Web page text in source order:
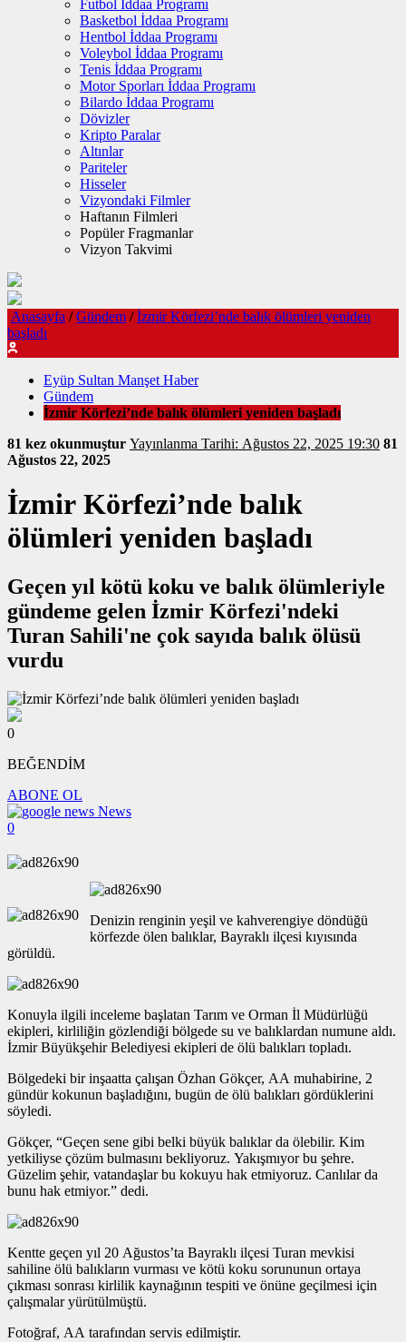
Futbol İddaa Programı
Basketbol İddaa Programı
Hentbol İddaa Programı
Voleybol İddaa Programı
Tenis İddaa Programı
Motor Sporları İddaa Programı
Bilardo İddaa Programı
Dövizler
Kripto Paralar
Altınlar
Pariteler
Hisseler
Vizyondaki Filmler
Haftanın Filmleri
Popüler Fragmanlar
Vizyon Takvimi
Anasayfa / Gündem / İzmir Körfezi’nde balık ölümleri yeniden
başladı
Eyüp Sultan Manşet Haber
Gündem
İzmir Körfezi’nde balık ölümleri yeniden başladı
81 kez okunmuştur
Yayınlanma Tarihi: Ağustos 22, 2025 19:30 81
Ağustos 22, 2025
İzmir Körfezi’nde balık
ölümleri yeniden başladı
Geçen yıl kötü koku ve balık ölümleriyle
gündeme gelen İzmir Körfezi'ndeki
Turan Sahili'ne çok sayıda balık ölüsü
vurdu
0
BEĞENDİM
ABONE OL
News
0
Denizin renginin yeşil ve kahverengiye döndüğü
körfezde ölen balıklar, Bayraklı ilçesi kıyısında
görüldü.
Konuyla ilgili inceleme başlatan Tarım ve Orman İl Müdürlüğü
ekipleri, kirliliğin gözlendiği bölgede su ve balıklardan numune aldı.
İzmir Büyükşehir Belediyesi ekipleri de ölü balıkları topladı.
Bölgedeki bir inşaatta çalışan Özhan Gökçer, AA muhabirine, 2
gündür kokunun başladığını, bugün de ölü balıkları gördüklerini
söyledi.
Gökçer, “Geçen sene gibi belki büyük balıklar da ölebilir. Kim
yetkiliyse çözüm bulmasını bekliyoruz. Yakışmıyor bu şehre.
Güzelim şehir, vatandaşlar bu kokuyu hak etmiyoruz. Canlılar da
bunu hak etmiyor.” dedi.
Kentte geçen yıl 20 Ağustos’ta Bayraklı ilçesi Turan mevkisi
sahiline ölü balıkların vurması ve kötü koku sorununun ortaya
çıkması sonrası kirlilik kaynağının tespiti ve önüne geçilmesi için
çalışmalar yürütülmüştü.
Fotoğraf, AA tarafından servis edilmiştir.